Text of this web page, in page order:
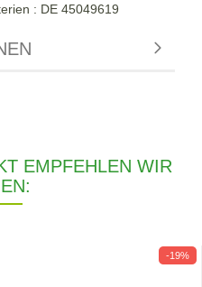
: DE 45049619
EMPFEHLEN WIR
-19%